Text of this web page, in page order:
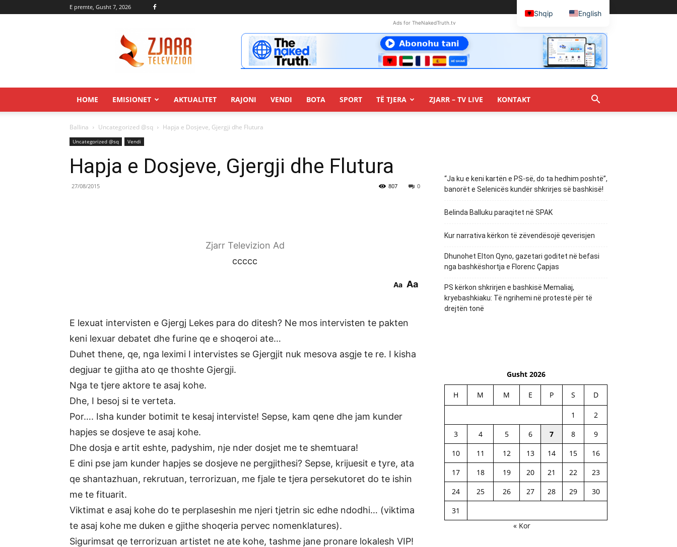
E premte, Gusht 7, 2026
Ads for TheNakedTruth.tv
HOME EMISIONET AKTUALITET RAJONI VENDI BOTA SPORT TË TJERA ZJARR – TV LIVE KONTAKT
Ballina Uncategorized @sq Hapja e Dosjeve, Gjergji dhe Flutura
Uncategorized @sq Vendi
Hapja e Dosjeve, Gjergji dhe Flutura
27/08/2015 0
807
Zjarr Televizion Ad
ccccc
Aa Aa
E lexuat intervisten e Gjergj Lekes para do ditesh? Ne mos intervisten te pakten
keni lexuar debatet dhe furine qe e shoqeroi ate…
Duhet thene, qe, nga leximi I intervistes se Gjergjit nuk mesova asgje te re. I kisha
degjuar te gjitha ato qe thoshte Gjergji.
Nga te tjere aktore te asaj kohe.
Dhe, I besoj si te verteta.
Por…. Isha kunder botimit te kesaj interviste! Sepse, kam qene dhe jam kunder
hapjes se dosjeve te asaj kohe.
Dhe dosja e artit eshte, padyshim, nje nder dosjet me te shemtuara!
E dini pse jam kunder hapjes se dosjeve ne pergjithesi? Sepse, krijuesit e tyre, ata
qe shantazhuan, rekrutuan, terrorizuan, me fjale te tjera persekutoret do te ishin
me te fituarit.
Viktimat e asaj kohe do te perplaseshin me njeri tjetrin sic edhe ndodhi… (viktima
te asaj kohe me duken e gjithe shoqeria pervec nomenklatures).
Sigurimsat qe terrorizuan artistet ne ate kohe, tashme jane pronare lokalesh VIP!
“Ja ku e keni kartën e PS-së, do ta hedhim poshtë”,
banorët e Selenicës kundër shkrirjes së bashkisë!
Belinda Balluku paraqitet në SPAK
Kur narrativa kërkon të zëvendësojë qeverisjen
Dhunohet Elton Qyno, gazetari goditet në befasi
nga bashkëshortja e Florenc Çapjas
PS kërkon shkrirjen e bashkisë Memaliaj,
kryebashkiaku: Të ngrihemi në protestë për të
drejtën tonë
Gusht 2026
H M M E P S D
1
2
3
4 5 6 7 8
9
10
11 12 13 14 15
16
17
18 19 20 21 22
23
24
25 26 27 28 29
30
31
« Kor
Shqip English